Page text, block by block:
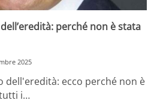
perché non è stata
2025
dell'eredità: ecco perché non è
i…